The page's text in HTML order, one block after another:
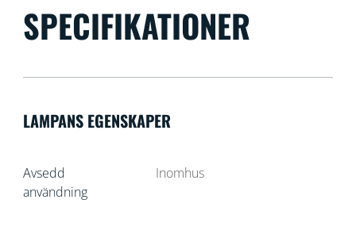
SPECIFIKATIONER
LAMPANS EGENSKAPER
Avsedd
användning
Inomhus